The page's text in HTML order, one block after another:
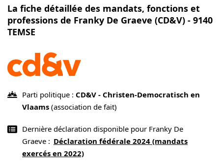
La fiche détaillée des mandats, fonctions et
professions de Franky De Graeve (CD&V) - 9140
TEMSE
Parti politique : CD&V - Christen-Democratisch en
Vlaams (association de fait)
Dernière déclaration disponible pour Franky De
Graeve : Déclaration fédérale 2024 (mandats
exercés en 2022)